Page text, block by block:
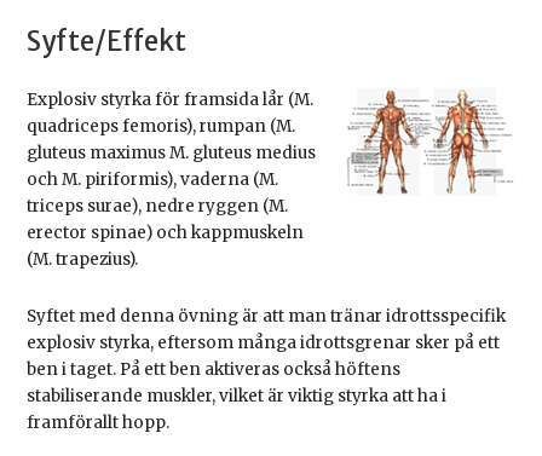
Syfte/Effekt
Explosiv styrka för framsida lår (M.
quadriceps femoris), rumpan (M.
gluteus maximus M. gluteus medius
och M. piriformis), vaderna (M.
triceps surae), nedre ryggen (M.
erector spinae) och kappmuskeln
(M. trapezius).
Syftet med denna övning är att man tränar idrottsspecifik
explosiv styrka, eftersom många idrottsgrenar sker på ett
ben i taget. På ett ben aktiveras också höftens
stabiliserande muskler, vilket är viktig styrka att ha i
framförallt hopp.